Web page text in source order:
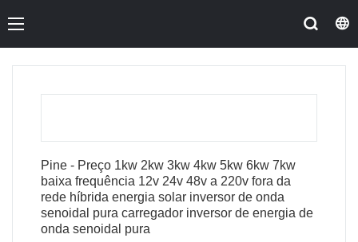
Pine - Preço 1kw 2kw 3kw 4kw 5kw 6kw 7kw
baixa frequência 12v 24v 48v a 220v fora da
rede híbrida energia solar inversor de onda
senoidal pura carregador inversor de energia de
onda senoidal pura